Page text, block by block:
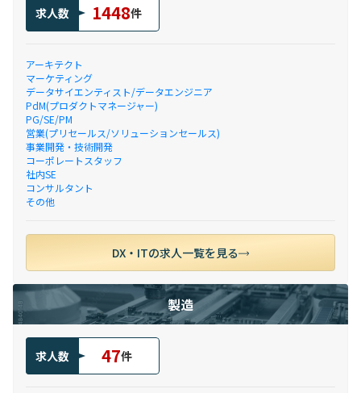
求人数 1448件
アーキテクト
マーケティング
データサイエンティスト/データエンジニア
PdM(プロダクトマネージャー)
PG/SE/PM
営業(プリセールス/ソリューションセールス)
事業開発・技術開発
コーポレートスタッフ
社内SE
コンサルタント
その他
DX・ITの求人一覧を見る
製造
求人数 47件